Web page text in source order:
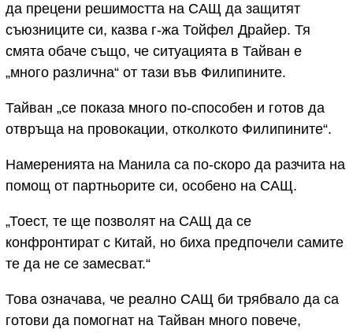
да прецени решимостта на САЩ да защитят
съюзниците си, казва г-жа Тойфел Драйер. Тя
смята обаче също, че ситуацията в Тайван е
„много различна“ от тази във Филипините.
Тайван „се показа много по-способен и готов да
отвръща на провокации, отколкото Филипините“.
Намеренията на Манила са по-скоро да разчита на
помощ от партньорите си, особено на САЩ.
„Тоест, те ще позволят на САЩ да се
конфронтират с Китай, но биха предпочели самите
те да не се замесват.“
Това означава, че реално САЩ би трябвало да са
готови да помогнат на Тайван много повече,